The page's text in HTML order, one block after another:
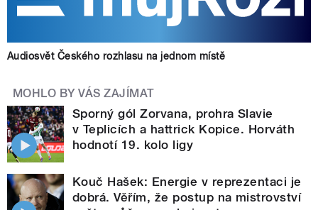
Audiosvět Českého rozhlasu na jednom místě
MOHLO BY VÁS ZAJÍMAT
Sporný gól Zorvana, prohra Slavie
v Teplicích a hattrick Kopice. Horváth
hodnotí 19. kolo ligy
Kouč Hašek: Energie v reprezentaci je
dobrá. Věřím, že postup na mistrovství